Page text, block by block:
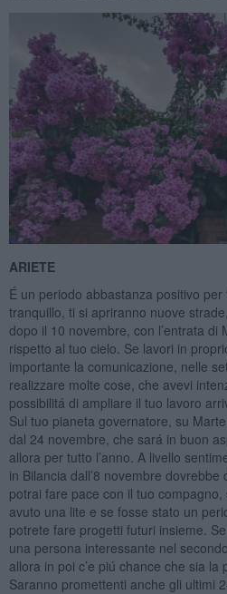
ARIETE
É un periodo abbastanza positivo per
tranquillo, ti si apriranno nuove
dopo il 10 novembre, con l’entrata di
rispetto al tuo cielo. Se lavori in
importante la comunicazione, nelle
realizzare molte cose, che avevi
possibilitá di ampliare il tuo lavoro
Sul tuo pianeta governatore, su
dal 24 novembre, che sará in buon
allora per tutto l’anno. A livello
in Bilancia dall’8 novembre dovrebbe
potrai fare pace con il tuo
avuto una lite e se fosse stato un
potrete fare progetti futuri insieme.
una persona interessante nel
allora in poi c’e piú chance che sia la
Saranno promettenti anche gli ultimi